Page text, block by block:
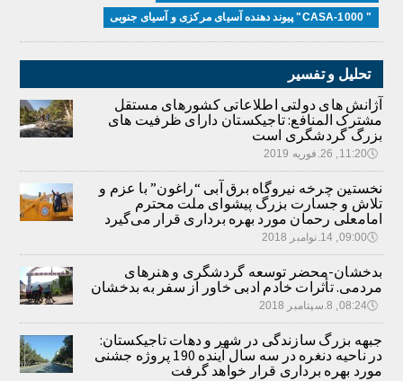
" CASA-1000" پیوند دهنده آسیای مرکزی و آسیای جنوبی
تحلیل و تفسیر
آژانش های دولتی اطلاعاتی کشورهای مستقل
مشترک المنافع: تاجیکستان دارای ظرفیت های
بزرگ گردشگری است
🕔11:20, 26.فوریه 2019
نخستین چرخه نیروگاه برق آبی “راغون” با عزم و
تلاش و جسارت بزرگ پیشوای ملت محترم
امامعلی رحمان مورد بهره برداری قرار می‌گیرد
🕔09:00, 14.نوامبر 2018
بدخشان-محضر توسعه گردشگری و هنرهای
مردمی. تأثرات خادم ادبی خاور از سفر به بدخشان
🕔08:24, 8.سپتامبر 2018
جبهه بزرگ سازندگی در شهر و دهات تاجیکستان:
در ناحیه دنغره در سه سال آینده 190 پروژه جشنی
مورد بهره برداری قرار خواهد گرفت